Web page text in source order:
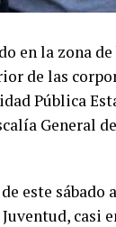
en la zona
de las
Pública
General
este sábado
casi